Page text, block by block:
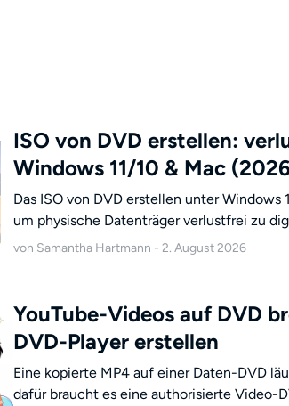
ISO von DVD erstellen:
Windows 11/10 & Mac
Das ISO von DVD erstellen unter Windows
um physische Datenträger verlustfrei zu
Verfall zu schützen. Während Windows-
Festplattendienstprogramm verwenden.
Kopierschutz und Regionalcodes
die leistungsstärkste Wahl, um jede Video-
verwandeln.
von Samantha Hartmann - 2. August 2026
YouTube-Videos auf DVD
DVD-Player erstellen
Eine kopierte MP4 auf einer Daten-DVD
dafür braucht es eine authorisierte Video-